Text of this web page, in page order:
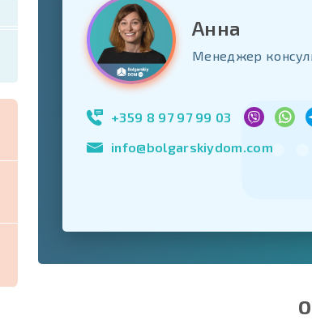
* Поля обязательные для заполнения
Свернуть форму
Анна
Менеджер
+359 8 97 97 99 03
info@bolgarskiydom.com